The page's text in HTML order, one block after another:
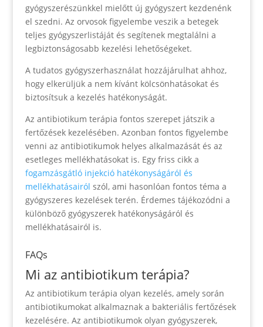
gyógyszerészünkkel mielőtt új gyógyszert kezdenénk
el szedni. Az orvosok figyelembe veszik a betegek
teljes gyógyszerlistáját és segítenek megtalálni a
legbiztonságosabb kezelési lehetőségeket.
A tudatos gyógyszerhasználat hozzájárulhat ahhoz,
hogy elkerüljük a nem kívánt kölcsönhatásokat és
biztosítsuk a kezelés hatékonyságát.
Az antibiotikum terápia fontos szerepet játszik a
fertőzések kezelésében. Azonban fontos figyelembe
venni az antibiotikumok helyes alkalmazását és az
esetleges mellékhatásokat is. Egy friss cikk a
fogamzásgátló injekció hatékonyságáról és
mellékhatásairól szól, ami hasonlóan fontos téma a
gyógyszeres kezelések terén. Érdemes tájékozódni a
különböző gyógyszerek hatékonyságáról és
mellékhatásairól is.
FAQs
Mi az antibiotikum terápia?
Az antibiotikum terápia olyan kezelés, amely során
antibiotikumokat alkalmaznak a bakteriális fertőzések
kezelésére. Az antibiotikumok olyan gyógyszerek,